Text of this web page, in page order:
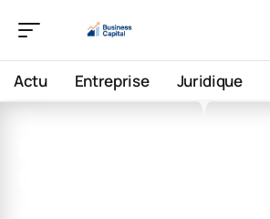
Actu Entreprise Juridique